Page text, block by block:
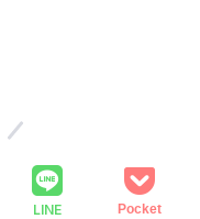
LINE Pocket